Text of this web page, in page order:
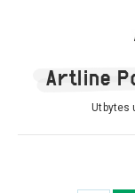
Artline
Utbytes